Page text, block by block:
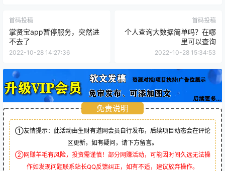
首码投稿
掌贤宝app暂停服务，突然进
不去了
2022-10-28 14:27:36
首码投稿
个人查询大数据简单吗？在哪
里可以查询
2022-10-28 15:34:53
免责说明
①友情提示：此活动由生财有道网会员自行发布，后续项目动态会在评论
区更新，如有疑问，请下方留言。
②网赚羊毛有风险，投资需谨慎！部分网赚活动，可能因时间久远无法操
作如发现问题联系站长QQ反馈纠正，如有不适，建议放弃操作。